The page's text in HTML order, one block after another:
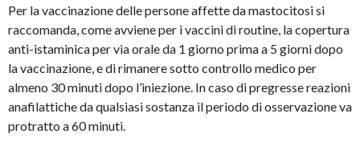
Per la vaccinazione delle persone affette da mastocitosi si
raccomanda, come avviene per i vaccini di routine, la copertura
anti-istaminica per via orale da 1 giorno prima a 5 giorni dopo
la vaccinazione, e di rimanere sotto controllo medico per
almeno 30 minuti dopo l’iniezione. In caso di pregresse reazioni
anafilattiche da qualsiasi sostanza il periodo di osservazione va
protratto a 60 minuti.